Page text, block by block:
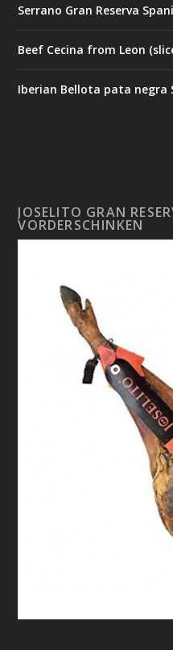
Serrano Gran Reserva
Beef Cecina from Leon
Iberian Bellota pata negra
JOSELITO GRAN
VORDERSCHINKEN